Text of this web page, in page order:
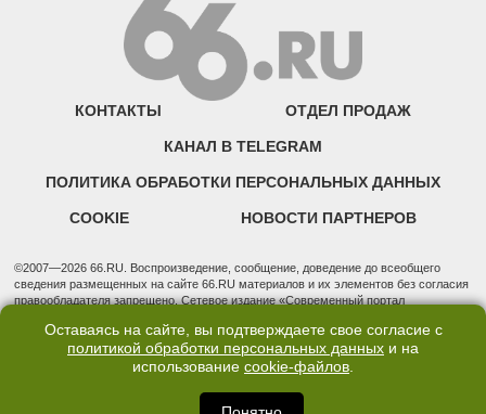
КОНТАКТЫ ОТДЕЛ ПРОДАЖ
КАНАЛ В TELEGRAM
ПОЛИТИКА ОБРАБОТКИ ПЕРСОНАЛЬНЫХ ДАННЫХ
COOKIE НОВОСТИ ПАРТНЕРОВ
©2007—2026 66.RU. Воспроизведение, сообщение, доведение до всеобщего
сведения размещенных на сайте 66.RU материалов и их элементов без согласия
правообладателя запрещено. Сетевое издание «Современный портал
надзору в сфере связи, информационных технологий и массовых коммуникаций
(Роскомнадзор). Регистрационный номер ЭЛ № ФС 77 - 76634 от 02.09.2019
Учредитель: Общество с ограниченной ответственностью "66.ру". Юридический
3, оф. 7015 Фактический адрес редакции и отдела продаж: 620014, Свердловская
Оставаясь на сайте, вы подтверждаете свое согласие с
политикой обработки персональных данных и на
использование cookie-файлов.